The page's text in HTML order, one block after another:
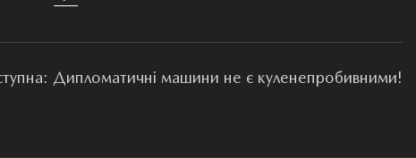
Дипломатичні машини не є куленепробивними!